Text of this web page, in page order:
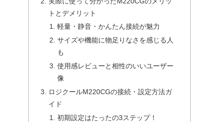
トとデメリット
軽量・静音・かんたん接続が魅力
サイズや機能に物足りなさを感じる人
も
使用感レビューと相性のいいユーザー
像
ロジクールM220CGの接続・設定方法ガ
イド
初期設定はたったの3ステップ！